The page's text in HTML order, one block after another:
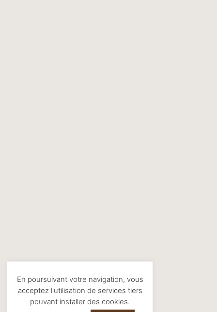
En poursuivant votre navigation, vous
acceptez l'utilisation de services tiers
pouvant installer des cookies.